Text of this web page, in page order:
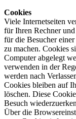
Cookies
Viele Internetseiten
für Ihren Rechner
für die Besucher
zu machen. Cookies
Computer abgelegt
verwenden in der
werden nach
Cookies bleiben auf
löschen. Diese
Besuch
Über die